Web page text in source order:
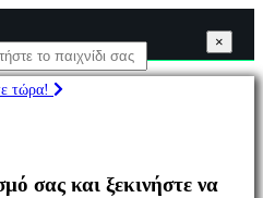
×
τώρα!
σας και ξεκινήστε να
×
×